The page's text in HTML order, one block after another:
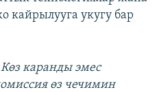
кайрылууга укугу бар
каранды эмес
өз чечимин